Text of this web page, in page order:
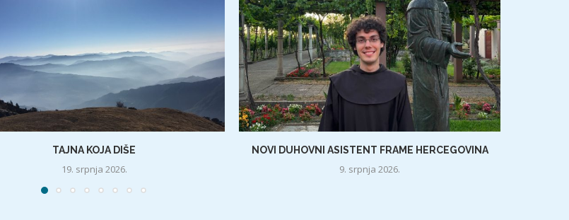
TAJNA KOJA DIŠE
19. srpnja 2026.
NOVI DUHOVNI ASISTENT FRAME HERCEGOVINA
9. srpnja 2026.